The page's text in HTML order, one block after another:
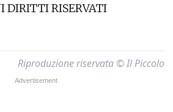
DIRITTI RISERVATI
Riproduzione riservata © Il Piccolo